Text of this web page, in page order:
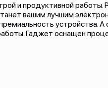
и продуктивной
вашим лучшим
устройства.
Гаджет оснащен